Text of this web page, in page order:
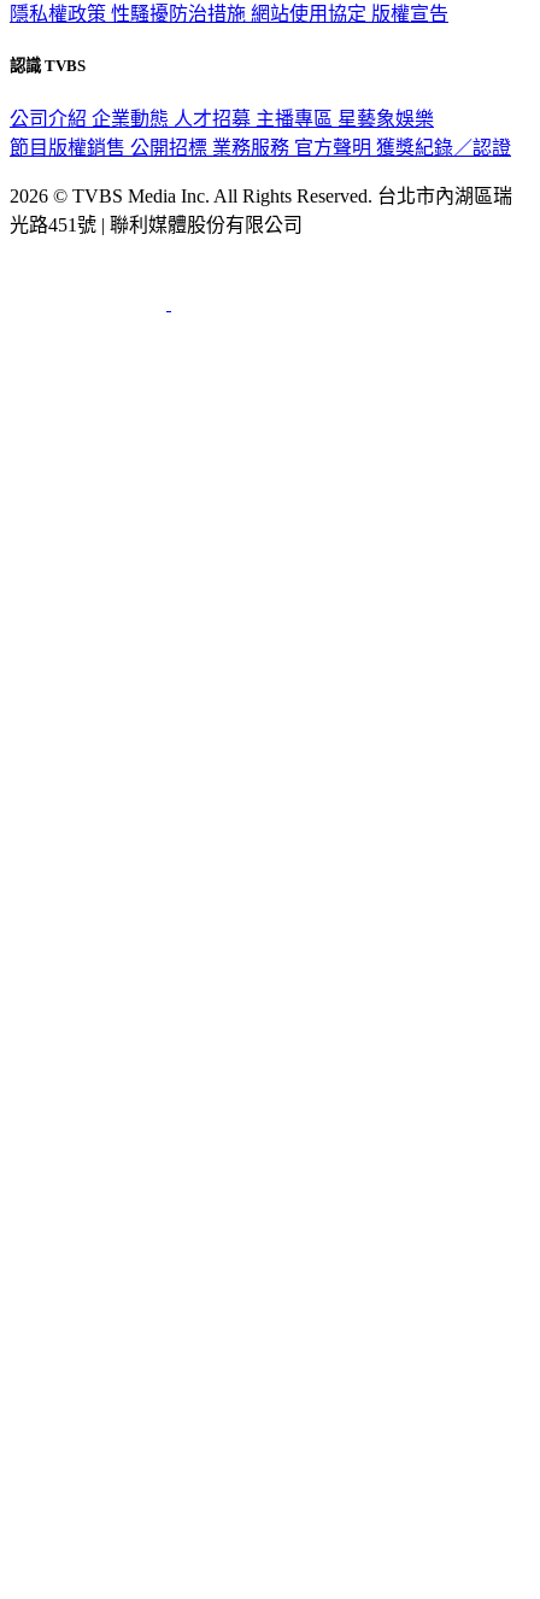
隱私權政策 性騷擾防治措施 網站使用協定 版權宣告
認識 TVBS
公司介紹 企業動態 人才招募 主播專區 星藝象娛樂
節目版權銷售 公開招標 業務服務 官方聲明 獲獎紀錄／認證
2026 © TVBS Media Inc. All Rights Reserved. 台北市內湖區瑞
光路451號 | 聯利媒體股份有限公司